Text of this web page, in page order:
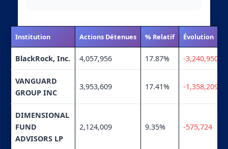
Institution Actions Détenues % Relatif Évolution
BlackRock, Inc. 4,057,956 17.87% -3,240,950
VANGUARD
GROUP INC
3,953,609 17.41% -1,358,209
DIMENSIONAL
FUND
ADVISORS LP
2,124,009 9.35% -575,724